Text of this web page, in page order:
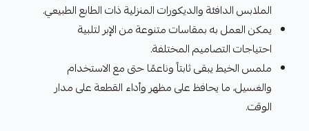
الملابس الدافئة والديكورات المنزلية ذات الطابع الطبيعي.
يمكن العمل به بمقاسات متنوعة من الإبر لتلبية
احتياجات التصاميم المختلفة.
ملمس الخيط يبقى ثابتاً وناعمًا حتى مع الاستخدام
والغسيل، ما يحافظ على مظهر وأداء القطعة على مدار
الوقت.